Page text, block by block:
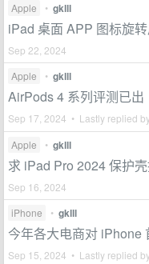
Apple • gklll
iPad 桌面 APP 图标旋
Sep 22, 2024
Apple
• gklll
AirPods 4 系列评测已出
Sep 17, 2024 • Lastly replied
Apple • gklll
求 iPad Pro 2024 保护
Sep 16, 2024
iPhone
• gklll
今年各大电商对 iPhone
Sep 15, 2024 • Lastly replied